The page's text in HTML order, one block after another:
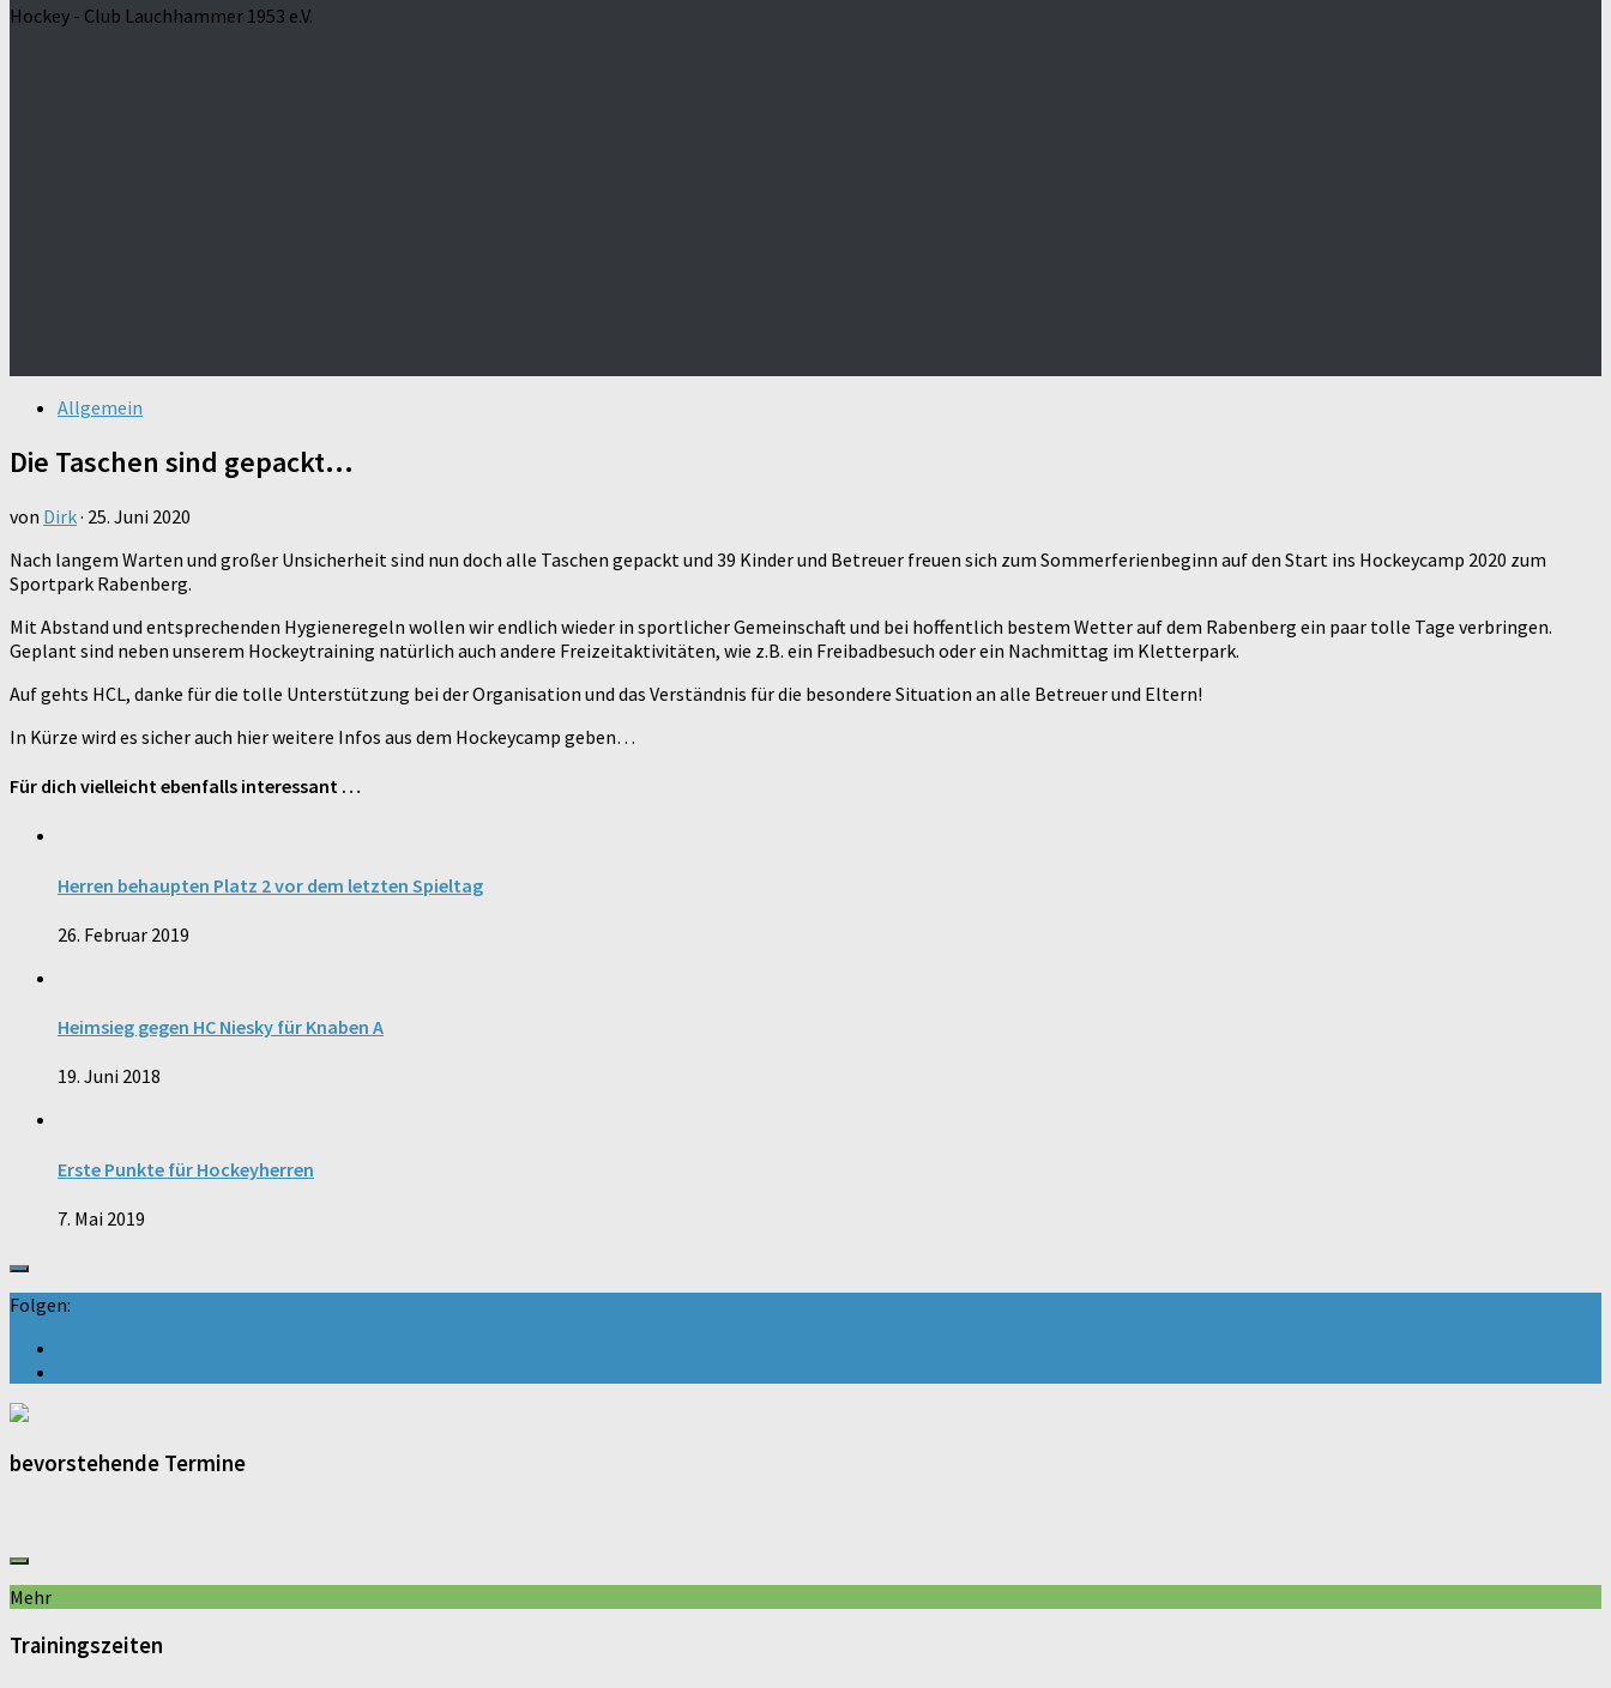
Hockey - Club Lauchhammer 1953 e.V.
Allgemein
Die Taschen sind gepackt…
von Dirk· 25. Juni 2020
Nach langem Warten und großer Unsicherheit sind nun doch alle Taschen gepackt und 39 Kinder und Betreuer freuen sich zum Sommerferienbeginn auf den Start ins Hockeycamp 2020 zum
Sportpark Rabenberg.
Mit Abstand und entsprechenden Hygieneregeln wollen wir endlich wieder in sportlicher Gemeinschaft und bei hoffentlich bestem Wetter auf dem Rabenberg ein paar tolle Tage verbringen.
Geplant sind neben unserem Hockeytraining natürlich auch andere Freizeitaktivitäten, wie z.B. ein Freibadbesuch oder ein Nachmittag im Kletterpark.
Auf gehts HCL, danke für die tolle Unterstützung bei der Organisation und das Verständnis für die besondere Situation an alle Betreuer und Eltern!
In Kürze wird es sicher auch hier weitere Infos aus dem Hockeycamp geben…
Für dich vielleicht ebenfalls interessant …
Herren behaupten Platz 2 vor dem letzten Spieltag
26. Februar 2019
Heimsieg gegen HC Niesky für Knaben A
19. Juni 2018
Erste Punkte für Hockeyherren
7. Mai 2019
Folgen:
bevorstehende Termine
Mehr
Trainingszeiten